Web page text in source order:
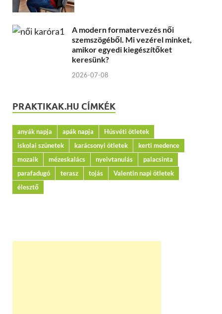
A modern formatervezés női
szemszögéből. Mi vezérel minket,
amikor egyedi kiegészítőket
keresünk?
2026-07-08
PRAKTIKAK.HU CÍMKÉK
anyák napja apák napja
Húsvéti ötletek
iskolai szünetek
karácsonyi ötletek
kerti medence
mozaik
mézeskalács nyelvtanulás
palacsinta
parafadugó
terasz tojás
Valentin napi ötletek
élesztő